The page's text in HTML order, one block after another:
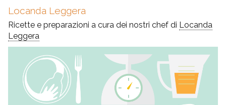
Locanda Leggera
Ricette e preparazioni a cura dei nostri chef di Locanda
Leggera